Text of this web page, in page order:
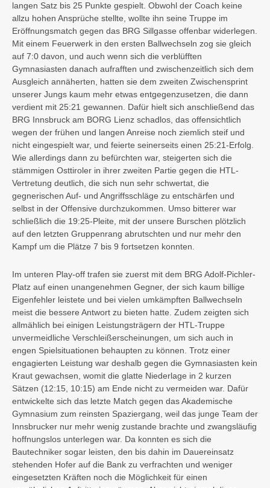
langen Satz bis 25 Punkte gespielt. Obwohl der Coach keine
allzu hohen Ansprüche stellte, wollte ihn seine Truppe im
Eröffnungsmatch gegen das BRG Sillgasse offenbar widerlegen.
Mit einem Feuerwerk in den ersten Ballwechseln zog sie gleich
auf 7:0 davon, und auch wenn sich die verblüfften
Gymnasiasten danach aufrafften und zwischenzeitlich sich dem
Ausgleich annäherten, hatten sie dem zweiten Zwischensprint
unserer Jungs kaum mehr etwas entgegenzusetzen, die dann
verdient mit 25:21 gewannen. Dafür hielt sich anschließend das
BRG Innsbruck am BORG Lienz schadlos, das offensichtlich
wegen der frühen und langen Anreise noch ziemlich steif und
nicht eingespielt war, und feierte seinerseits einen 25:21-Erfolg.
Wie allerdings dann zu befürchten war, steigerten sich die
stämmigen Osttiroler in ihrer zweiten Partie gegen die HTL-
Vertretung deutlich, die sich nun sehr schwertat, die
gegnerischen Auf- und Angriffsschläge zu entschärfen und
selbst in der Offensive durchzukommen. Umso bitterer war
schließlich die 19:25-Pleite, mit der unsere Burschen plötzlich
auf den letzten Gruppenrang abrutschten und nur mehr den
Kampf um die Plätze 7 bis 9 fortsetzen konnten.
Im unteren Play-off trafen sie zuerst mit dem BRG Adolf-Pichler-
Platz auf einen unangenehmen Gegner, der sich kaum billige
Eigenfehler leistete und bei vielen umkämpften Ballwechseln
meist die bessere Antwort zu bieten hatte. Zudem zeigten sich
allmählich bei einigen Leistungsträgern der HTL-Truppe
unvermeidliche Verschleißerscheinungen, um sich auch in
engen Spielsituationen behaupten zu können. Trotz einer
engagierten Leistung war deshalb gegen die Gymnasiasten kein
Kraut gewachsen, womit die glatte Niederlage in 2 kurzen
Sätzen (12:15, 10:15) am Ende nicht zu vermeiden war. Dafür
entwickelte sich das letzte Match gegen das Akademische
Gymnasium zum reinsten Spaziergang, weil das junge Team der
Innsbrucker nur mehr wenig zustande brachte und zwangsläufig
hoffnungslos unterlegen war. Da konnten es sich die
Bautechniker sogar leisten, den bis dahin im Dauereinsatz
stehenden Hofer auf die Bank zu verfrachten und weniger
eingesetzten Kräften noch die Möglichkeit für einen